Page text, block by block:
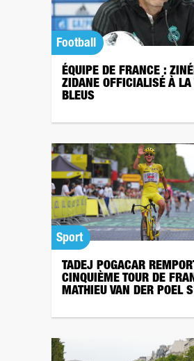
Football
ÉQUIPE DE FRANCE :
ZIDANE OFFICIALISÉ À LA
BLEUS
Sport
TADEJ POGACAR
CINQUIÈME TOUR DE
MATHIEU VAN DER POEL